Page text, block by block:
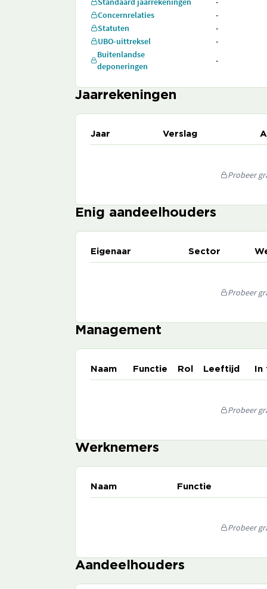
Concernrelaties
-
Statuten
-
UBO-uittreksel
-
Buitenlandse
deponeringen
-
Jaarrekeningen
Jaar Verslag
Probeer
Enig aandeelhouders
Eigenaar Sector
Probeer
Management
Naam Functie Rol Leeftijd
Probeer
Werknemers
Naam Functie
Probeer
Aandeelhouders